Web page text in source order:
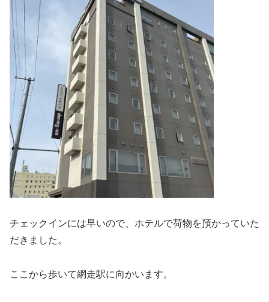
チェックインには早いので、ホテルで荷物を預かっていた
だきました。
ここから歩いて網走駅に向かいます。